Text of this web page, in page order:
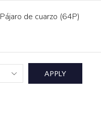
Pájaro de cuarzo (64P)
APPLY